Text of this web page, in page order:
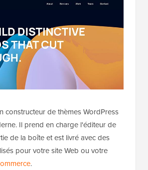
constructeur de thèmes WordPress
Il prend en charge l'éditeur de
de la boîte et est livré avec des
pour votre site Web ou votre
.